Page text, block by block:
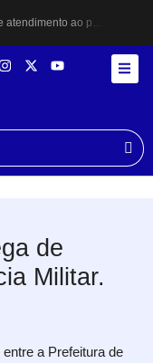
Escritório de atendimento ao público será criado para acompanhar projeto do túnel entre Santos e Guarujá
Cubatão terá câmeras com transmissão ao vivo de pontos turísticos pela internet
Shows em homenagem a Elis Regina chegam a Santos e Cubatão; confira datas
de
Militar.
a Prefeitura de